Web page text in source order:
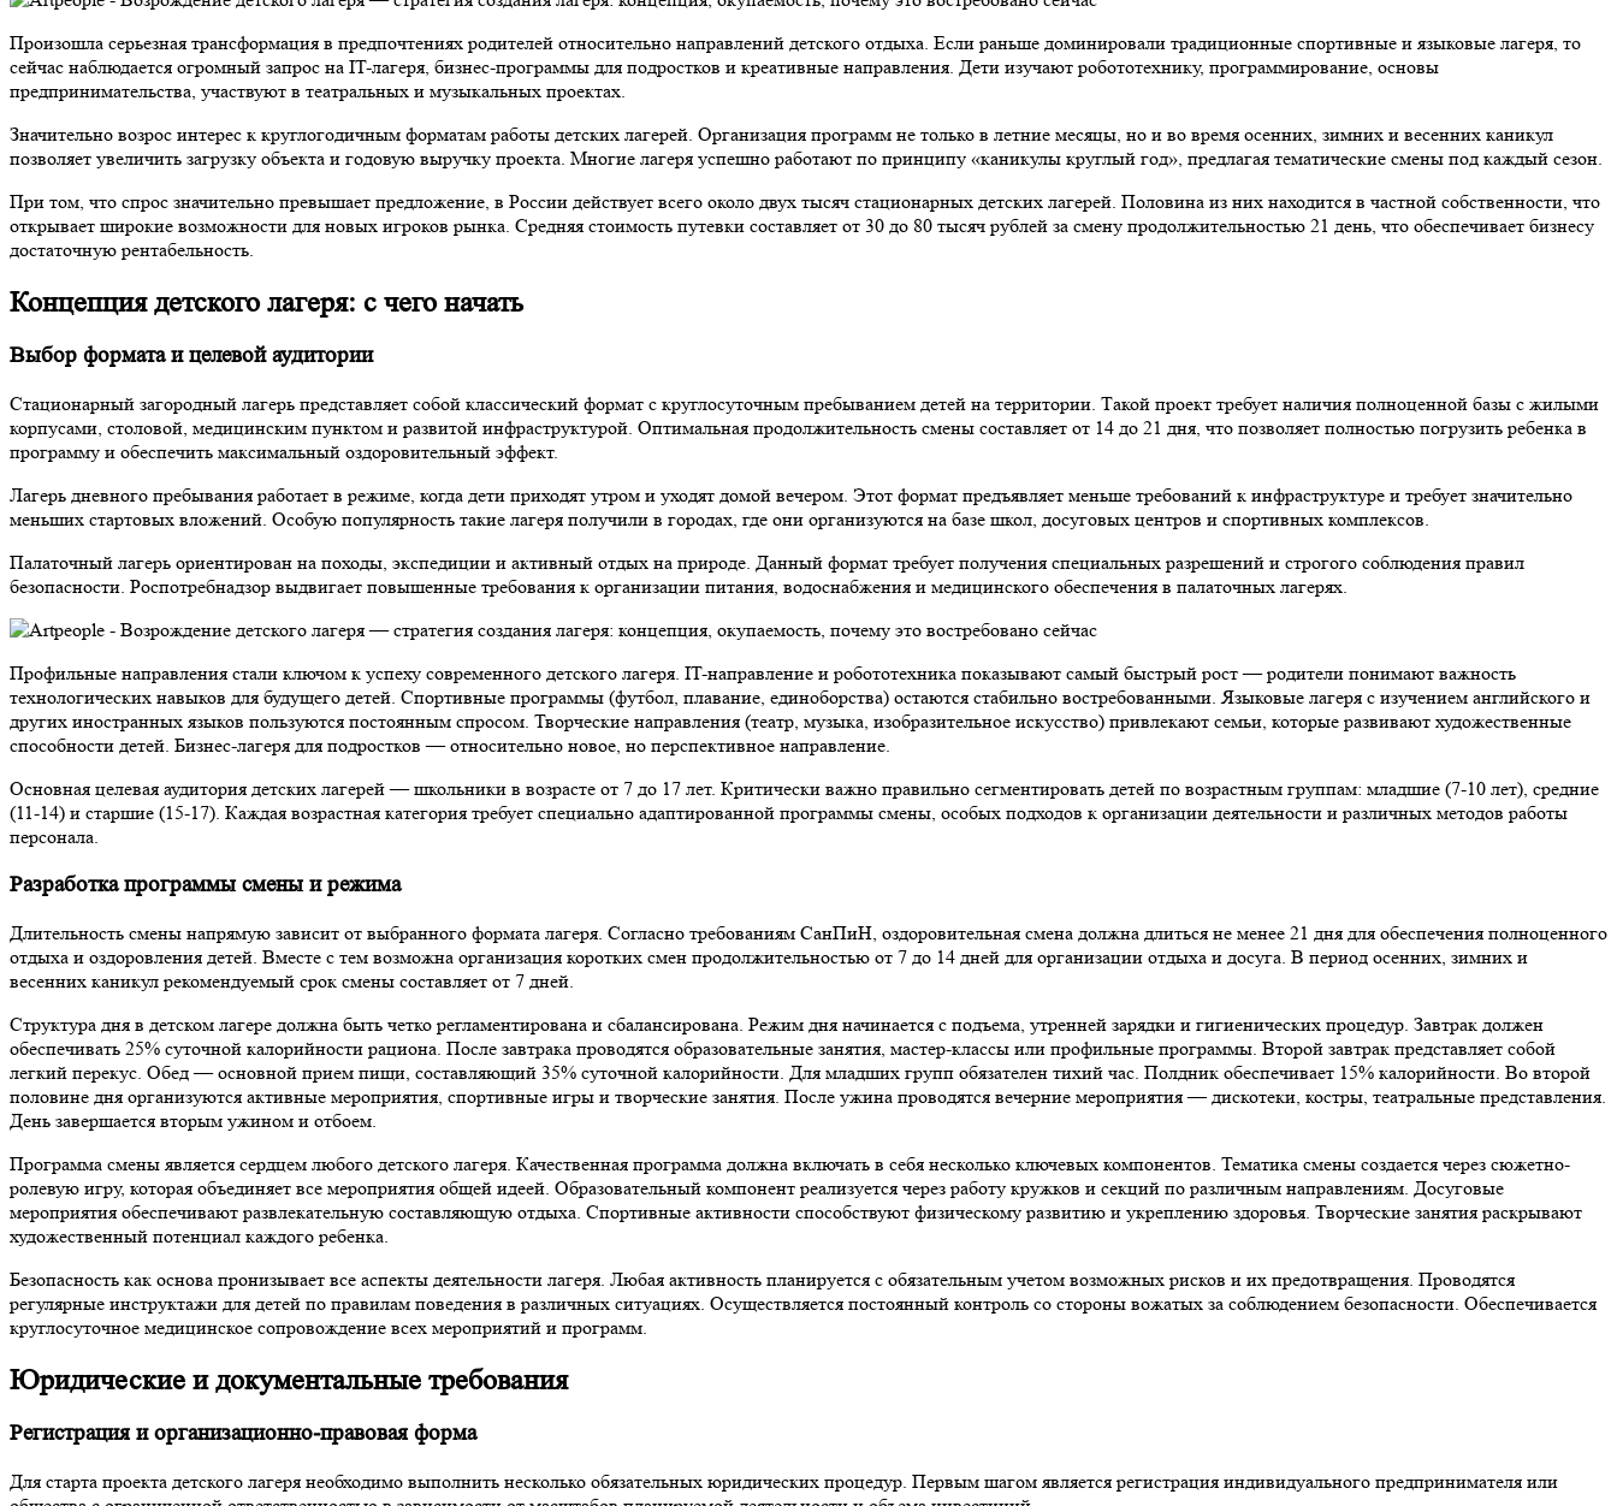
Произошла серьезная трансформация в предпочтениях родителей относительно направлений детского отдыха. Если раньше доминировали традиционные спортивные и языковые лагеря, то
сейчас наблюдается огромный запрос на IT-лагеря, бизнес-программы для подростков и креативные направления. Дети изучают робототехнику, программирование, основы
предпринимательства, участвуют в театральных и музыкальных проектах.
Значительно возрос интерес к круглогодичным форматам работы детских лагерей. Организация программ не только в летние месяцы, но и во время осенних, зимних и весенних каникул
позволяет увеличить загрузку объекта и годовую выручку проекта. Многие лагеря успешно работают по принципу «каникулы круглый год», предлагая тематические смены под каждый сезон.
При том, что спрос значительно превышает предложение, в России действует всего около двух тысяч стационарных детских лагерей. Половина из них находится в частной собственности, что
открывает широкие возможности для новых игроков рынка. Средняя стоимость путевки составляет от 30 до 80 тысяч рублей за смену продолжительностью 21 день, что обеспечивает бизнесу
достаточную рентабельность.
Концепция детского лагеря: с чего начать
Выбор формата и целевой аудитории
Стационарный загородный лагерь представляет собой классический формат с круглосуточным пребыванием детей на территории. Такой проект требует наличия полноценной базы с жилыми
корпусами, столовой, медицинским пунктом и развитой инфраструктурой. Оптимальная продолжительность смены составляет от 14 до 21 дня, что позволяет полностью погрузить ребенка в
программу и обеспечить максимальный оздоровительный эффект.
Лагерь дневного пребывания работает в режиме, когда дети приходят утром и уходят домой вечером. Этот формат предъявляет меньше требований к инфраструктуре и требует значительно
меньших стартовых вложений. Особую популярность такие лагеря получили в городах, где они организуются на базе школ, досуговых центров и спортивных комплексов.
Палаточный лагерь ориентирован на походы, экспедиции и активный отдых на природе. Данный формат требует получения специальных разрешений и строгого соблюдения правил
безопасности. Роспотребнадзор выдвигает повышенные требования к организации питания, водоснабжения и медицинского обеспечения в палаточных лагерях.
Профильные направления стали ключом к успеху современного детского лагеря. IT-направление и робототехника показывают самый быстрый рост — родители понимают важность
технологических навыков для будущего детей. Спортивные программы (футбол, плавание, единоборства) остаются стабильно востребованными. Языковые лагеря с изучением английского и
других иностранных языков пользуются постоянным спросом. Творческие направления (театр, музыка, изобразительное искусство) привлекают семьи, которые развивают художественные
способности детей. Бизнес-лагеря для подростков — относительно новое, но перспективное направление.
Основная целевая аудитория детских лагерей — школьники в возрасте от 7 до 17 лет. Критически важно правильно сегментировать детей по возрастным группам: младшие (7-10 лет), средние
(11-14) и старшие (15-17). Каждая возрастная категория требует специально адаптированной программы смены, особых подходов к организации деятельности и различных методов работы
персонала.
Разработка программы смены и режима
Длительность смены напрямую зависит от выбранного формата лагеря. Согласно требованиям СанПиН, оздоровительная смена должна длиться не менее 21 дня для обеспечения полноценного
отдыха и оздоровления детей. Вместе с тем возможна организация коротких смен продолжительностью от 7 до 14 дней для организации отдыха и досуга. В период осенних, зимних и
весенних каникул рекомендуемый срок смены составляет от 7 дней.
Структура дня в детском лагере должна быть четко регламентирована и сбалансирована. Режим дня начинается с подъема, утренней зарядки и гигиенических процедур. Завтрак должен
обеспечивать 25% суточной калорийности рациона. После завтрака проводятся образовательные занятия, мастер-классы или профильные программы. Второй завтрак представляет собой
легкий перекус. Обед — основной прием пищи, составляющий 35% суточной калорийности. Для младших групп обязателен тихий час. Полдник обеспечивает 15% калорийности. Во второй
половине дня организуются активные мероприятия, спортивные игры и творческие занятия. После ужина проводятся вечерние мероприятия — дискотеки, костры, театральные представления.
День завершается вторым ужином и отбоем.
Программа смены является сердцем любого детского лагеря. Качественная программа должна включать в себя несколько ключевых компонентов. Тематика смены создается через сюжетно-
ролевую игру, которая объединяет все мероприятия общей идеей. Образовательный компонент реализуется через работу кружков и секций по различным направлениям. Досуговые
мероприятия обеспечивают развлекательную составляющую отдыха. Спортивные активности способствуют физическому развитию и укреплению здоровья. Творческие занятия раскрывают
художественный потенциал каждого ребенка.
Безопасность как основа пронизывает все аспекты деятельности лагеря. Любая активность планируется с обязательным учетом возможных рисков и их предотвращения. Проводятся
регулярные инструктажи для детей по правилам поведения в различных ситуациях. Осуществляется постоянный контроль со стороны вожатых за соблюдением безопасности. Обеспечивается
круглосуточное медицинское сопровождение всех мероприятий и программ.
Юридические и документальные требования
Регистрация и организационно-правовая форма
Для старта проекта детского лагеря необходимо выполнить несколько обязательных юридических процедур. Первым шагом является регистрация индивидуального предпринимателя или